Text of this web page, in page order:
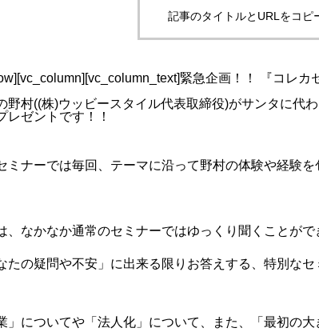
記事のタイトルとURLをコピ
緊急企画！！ 『コレ
野村((株)ウッビースタイル代表取締役)がサンタに代
レゼントです！！
ミナーでは毎回、テーマに沿って野村の体験や経験を
、なかなか通常のセミナーではゆっくり聞くことがで
たの疑問や不安」に出来る限りお答えする、特別なセ
」についてや「法人化」について、また、「最初の